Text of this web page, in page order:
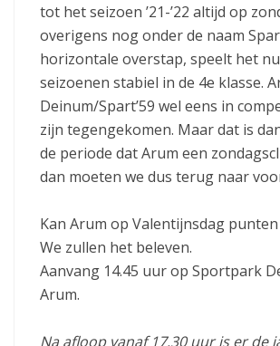
tot het seizoen ’21-’22 altijd op
overigens nog onder de naam
horizontale overstap, speelt het
seizoenen stabiel in de 4e klasse.
Deinum/Spart’59 wel eens in
zijn tegengekomen. Maar dat is
de periode dat Arum een
dan moeten we dus terug naar
Kan Arum op Valentijnsdag
We zullen het beleven.
Aanvang 14.45 uur op Sportpark
Arum.
Na afloop vanaf 17.30 uur is er de